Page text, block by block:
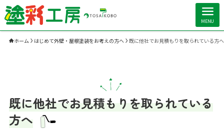
MENU
ホーム はじめて外壁・屋根塗装をお考えの方へ 既に他社でお見積もりを取られている方へ
既に他社でお見積もりを取られている
方へ